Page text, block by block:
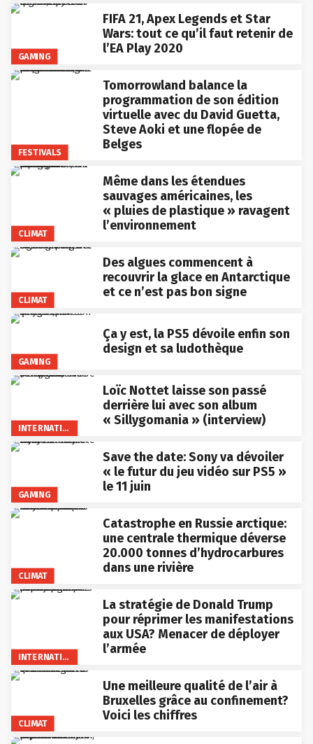
GAMING
FIFA 21, Apex Legends et Star
Wars: tout ce qu’il faut retenir de
l’EA Play 2020
FESTIVALS
Tomorrowland balance la
programmation de son édition
virtuelle avec du David Guetta,
Steve Aoki et une flopée de
Belges
CLIMAT
Même dans les étendues
sauvages américaines, les
« pluies de plastique » ravagent
l’environnement
CLIMAT
Des algues commencent à
recouvrir la glace en Antarctique
et ce n’est pas bon signe
GAMING
Ça y est, la PS5 dévoile enfin son
design et sa ludothèque
INTERNATIONAL
Loïc Nottet laisse son passé
derrière lui avec son album
« Sillygomania » (interview)
GAMING
Save the date: Sony va dévoiler
« le futur du jeu vidéo sur PS5 »
le 11 juin
CLIMAT
Catastrophe en Russie arctique:
une centrale thermique déverse
20.000 tonnes d’hydrocarbures
dans une rivière
INTERNATIONAL
La stratégie de Donald Trump
pour réprimer les manifestations
aux USA? Menacer de déployer
l’armée
CLIMAT
Une meilleure qualité de l’air à
Bruxelles grâce au confinement?
Voici les chiffres